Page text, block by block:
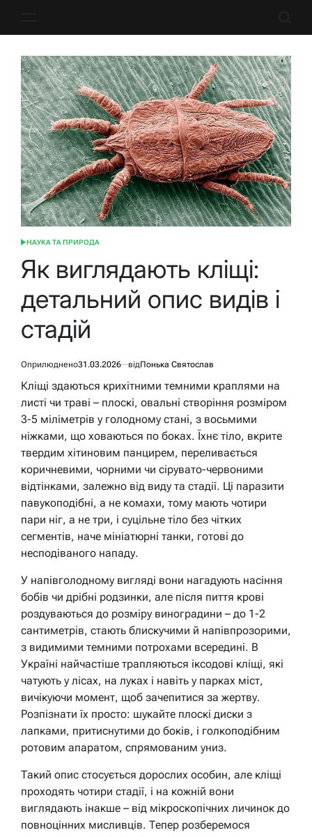
ОПУБЛІКУВАТИ
НАУКА ТА ПРИРОДА
Як виглядають кліщі:
детальний опис видів і
стадій
Оприлюднено31.03.2026 відПонька Святослав
Кліщі здаються крихітними темними краплями на
листі чи траві – плоскі, овальні створіння розміром
3-5 міліметрів у голодному стані, з восьмими
ніжками, що ховаються по боках. Їхнє тіло, вкрите
твердим хітиновим панцирем, переливається
коричневими, чорними чи сірувато-червоними
відтінками, залежно від виду та стадії. Ці паразити
павукоподібні, а не комахи, тому мають чотири
пари ніг, а не три, і суцільне тіло без чітких
сегментів, наче мініатюрні танки, готові до
несподіваного нападу.
У напівголодному вигляді вони нагадують насіння
бобів чи дрібні родзинки, але після пиття крові
роздуваються до розміру виноградини – до 1-2
сантиметрів, стають блискучими й напівпрозорими,
з видимими темними потрохами всередині. В
Україні найчастіше трапляються іксодові кліщі, які
чатують у лісах, на луках і навіть у парках міст,
вичікуючи момент, щоб зачепитися за жертву.
Розпізнати їх просто: шукайте плоскі диски з
лапками, притиснутими до боків, і голкоподібним
ротовим апаратом, спрямованим униз.
Такий опис стосується дорослих особин, але кліщі
проходять чотири стадії, і на кожній вони
виглядають інакше – від мікроскопічних личинок до
повноцінних мисливців. Тепер розберемося